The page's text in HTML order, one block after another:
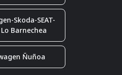
Skoda-SEAT-
Barnechea
Ñuñoa